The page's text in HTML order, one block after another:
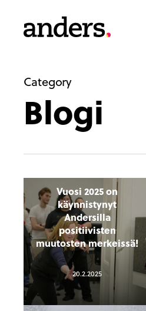
main
Category
Blogi
Vuosi 2025 on
käynnistynyt
Andersilla
positiivisten
muutosten merkeissä!
20.2.2025